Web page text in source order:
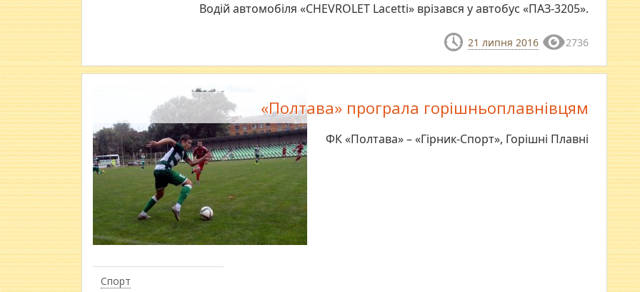
Водій автомобіля «CHEVROLET Lacetti» врізався у автобус «ПАЗ-3205».
21 липня 2016 2736
Спорт
«Полтава» програла горішньоплавнівцям
ФК «Полтава» – «Гірник-Спорт», Горішні Плавні